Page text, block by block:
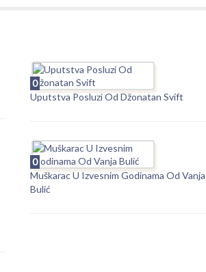
0
Uputstva Posluzi Od Džonatan Svift
0
Muškarac U Izvesnim Godinama Od Vanja
Bulić